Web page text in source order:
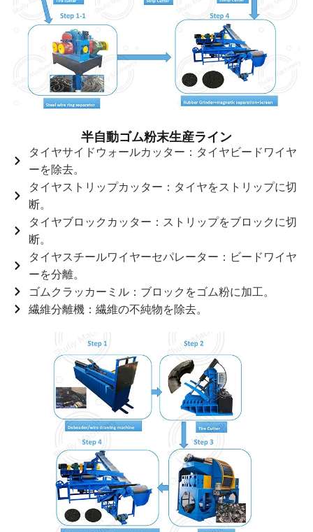
半自動ゴム粉末生産ライン
タイヤサイドウォールカッター：タイヤビードワイヤ
ーを除去。
タイヤストリップカッター：タイヤをストリップに切
断。
タイヤブロックカッター：ストリップをブロックに切
断。
タイヤスチールワイヤーセパレーター：ビードワイヤ
ーを分離。
ゴムクラッカーミル：ブロックをゴム粉に加工。
繊維分離機：繊維の不純物を除去。